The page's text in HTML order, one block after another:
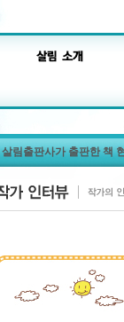
살림출판사가 출판한 책